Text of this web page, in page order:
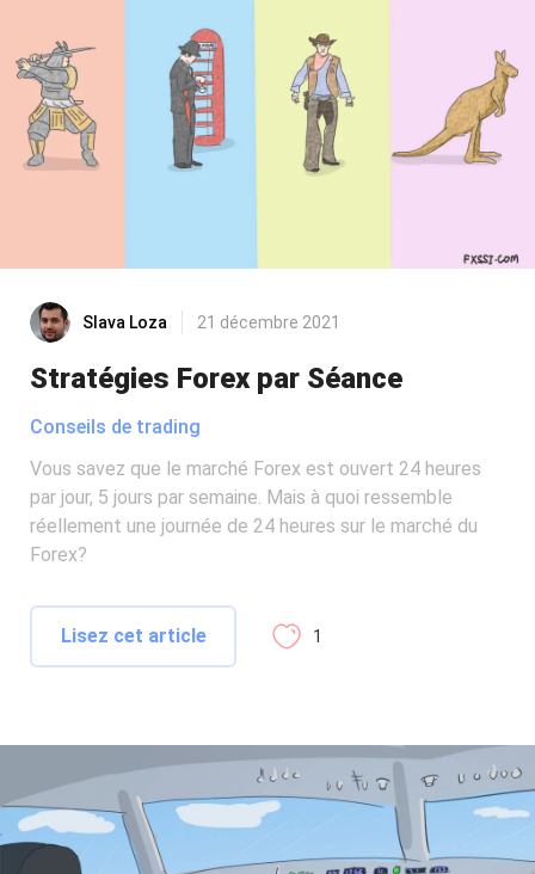
Slava Loza 21 décembre 2021
Stratégies Forex par Séance
Conseils de trading
Vous savez que le marché Forex est ouvert 24 heures
par jour, 5 jours par semaine. Mais à quoi ressemble
réellement une journée de 24 heures sur le marché du
Forex?
Lisez cet article 1